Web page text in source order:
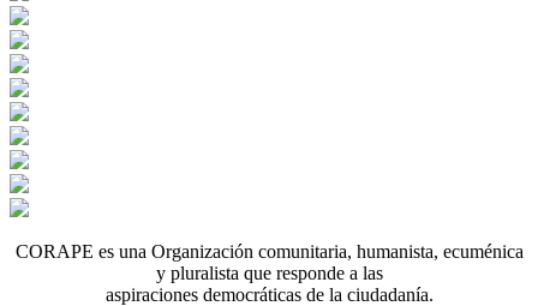
CORAPE es una Organización comunitaria, humanista, ecuménica
y pluralista que responde a las
aspiraciones democráticas de la ciudadanía.